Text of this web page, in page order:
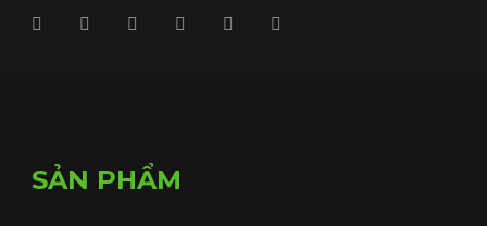
SẢN PHẨM